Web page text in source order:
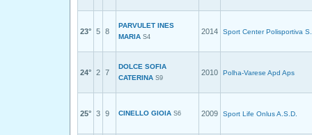
23° 5 8
PARVULET INES
MARIA S4
2014 Sport Center Polisportiva
24° 2 7
DOLCE SOFIA
CATERINA S9
2010 Polha-Varese Apd Aps
25° 3 9 CINELLO GIOIA S6 2009 Sport Life Onlus A.S.D.